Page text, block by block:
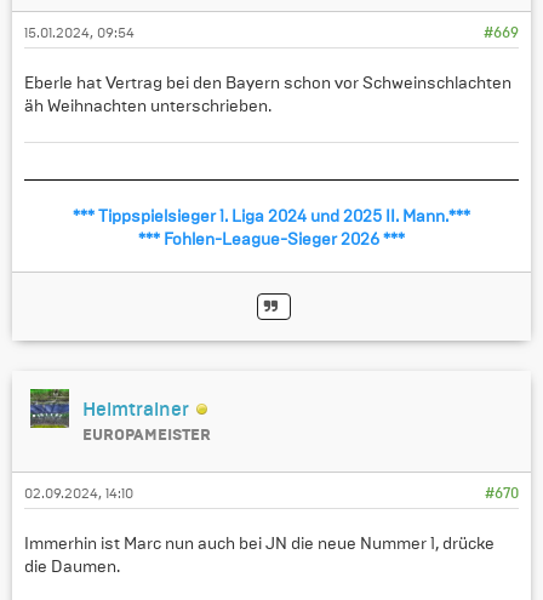
#669
15.01.2024, 09:54
Eberle hat Vertrag bei den Bayern schon vor Schweinschlachten
äh Weihnachten unterschrieben.
*** Tippspielsieger 1. Liga 2024 und 2025 II. Mann.***
*** Fohlen-League-Sieger 2026 ***
Heimtrainer
EUROPAMEISTER
#670
02.09.2024, 14:10
Immerhin ist Marc nun auch bei JN die neue Nummer 1, drücke
die Daumen.